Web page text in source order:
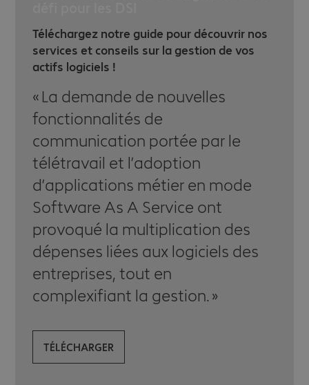
Téléchargez notre guide pour découvrir nos
services et conseils sur la gestion de vos
actifs logiciels !
La demande de nouvelles
fonctionnalités de
communication portée par le
télétravail et l’adoption
d’applications métier en mode
Software As A Service ont
provoqué la multiplication des
dépenses liées aux logiciels des
entreprises, tout en
complexifiant la gestion.
TÉLÉCHARGER